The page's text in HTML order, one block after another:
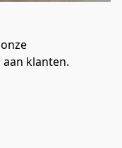
klanten.